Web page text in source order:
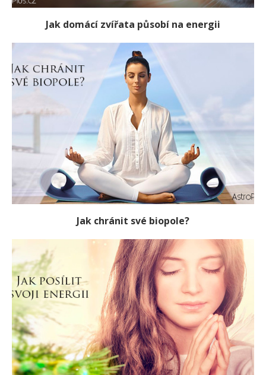
Jak domácí zvířata působí na energii
Jak chránit své biopole?